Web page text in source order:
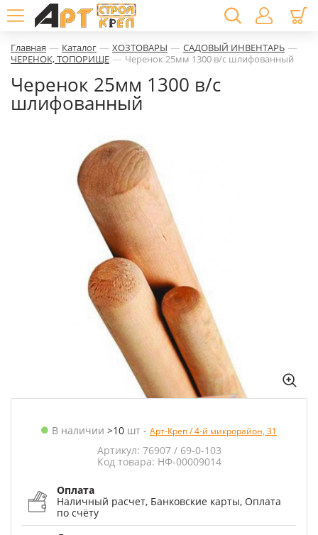
Главная — Каталог — ХОЗТОВАРЫ — САДОВЫЙ ИНВЕНТАРЬ —
ЧЕРЕНОК, ТОПОРИЩЕ — Черенок 25мм 1300 в/с шлифованный
Черенок 25мм 1300 в/с
шлифованный
В наличии >10 шт - Арт-Креп / 4-й микрорайон, 31
Артикул: 76907 / 69-0-103
Код товара: НФ-00009014
Оплата
Наличный расчет, Банковские карты, Оплата
по счёту